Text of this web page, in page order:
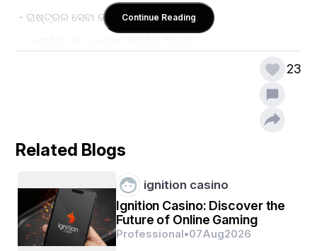
- ରାଷ୍ଟ୍ରର ସେବା କରିବାର ସୁଯୋଗ ।
- ସରକାରୀ ଚାକିରିରେ ପ୍ରାଥମିକତା ।
ଯୁବକମାନଙ୍କ ପାଇଁ ଭାରତୀୟ ସେନାରେ ଯୋଗଦେବା, ନିଜ ଦେଶର
ସେବା କରିବା ଏବଂ ନିଜ ପାଇଁ ଏକ ଉଜ୍ଜ୍ୱଳ ଭବିଷ୍ୟତ ଗଠନ କରିବା
ପାଇଁ ଅଗ୍ନିପଥ ଯୋଜନା ଏକ ସୁବର୍ଣ୍ଣ ସୁଯୋଗ ଅଟେ।
Continue Reading
23
Related Blogs
ignition casino
Ignition Casino: Discover the
Future of Online Gaming
Professional•07Aug2026